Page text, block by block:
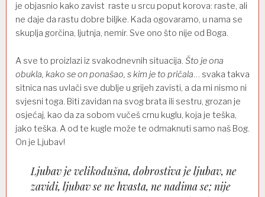
je objasnio kako zavist raste u srcu poput korova: raste, ali
ne daje da rastu dobre biljke. Kada ogovaramo, u nama se
skuplja gorčina, ljutnja, nemir. Sve ono što nije od Boga.
A sve to proizlazi iz svakodnevnih situacija. Što je ona
obukla, kako se on ponašao, s kim je to pričala… svaka takva
sitnica nas uvlači sve dublje u grijeh zavisti, a da mi nismo ni
svjesni toga. Biti zavidan na svog brata ili sestru, grozan je
osjećaj, kao da za sobom vučeš crnu kuglu, koja je teška,
jako teška. A od te kugle može te odmaknuti samo naš Bog.
On je Ljubav!
Ljubav je velikodušna, dobrostiva je ljubav, ne
zavidi, ljubav se ne hvasta, ne nadima se; nije